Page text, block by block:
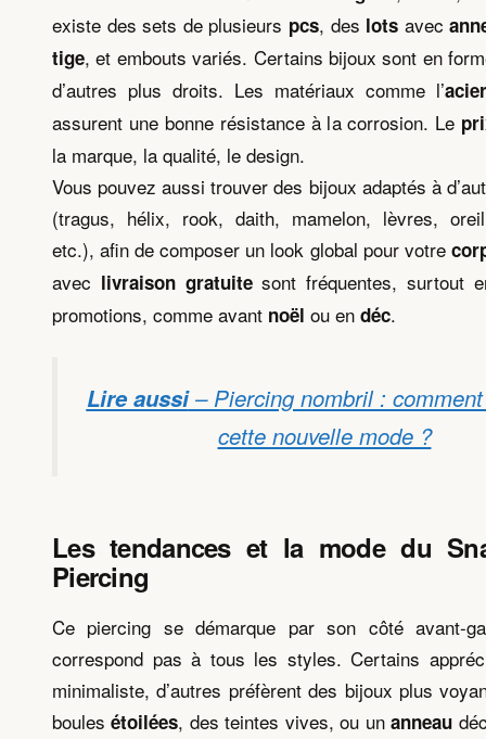
existe des sets de plusieurs pcs, des lots avec
tige, et embouts variés. Certains bijoux sont en
d’autres plus droits. Les matériaux comme l’
assurent une bonne résistance à la corrosion. Le
la marque, la qualité, le design.
Vous pouvez aussi trouver des bijoux adaptés à
(tragus, hélix, rook, daith, mamelon, lèvres,
etc.), afin de composer un look global pour votre
avec livraison gratuitesont fréquentes, surtout
promotions, comme avant noël ou en déc.
Lire aussi– Piercing nombril :
cette nouvelle mode ?
Les tendances et la mode du
Piercing
Ce piercing se démarque par son côté avant-
correspond pas à tous les styles. Certains
minimaliste, d’autres préfèrent des bijoux plus
boulesétoilées, des teintes vives, ou unanneau